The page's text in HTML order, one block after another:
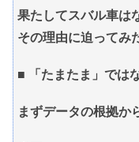
果たしてスバル車は
その理由に迫ってみ
■ 「たまたま」では
まずデータの根拠か